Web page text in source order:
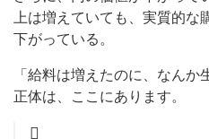
上は増えていても、実質的
下がっている。
「給料は増えたのに、なん
正体は、ここにあります。